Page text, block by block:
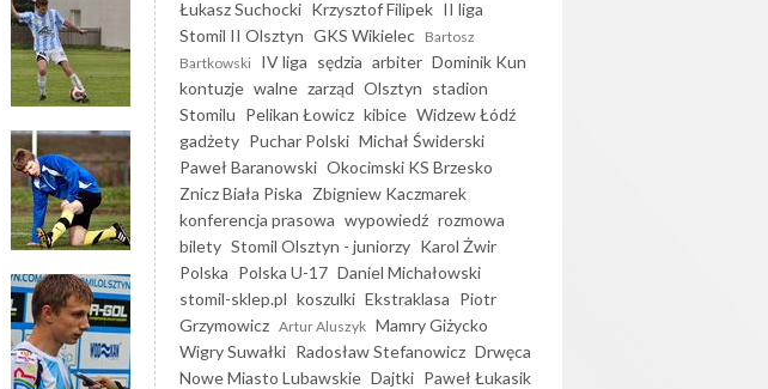
Łukasz Suchocki Krzysztof Filipek II liga
Stomil II Olsztyn GKS Wikielec Bartosz
Bartkowski IV liga sędzia arbiter Dominik Kun
kontuzje walne zarząd Olsztyn stadion
Stomilu Pelikan Łowicz kibice Widzew Łódź
gadżety Puchar Polski Michał Świderski
Paweł Baranowski Okocimski KS Brzesko
Znicz Biała Piska Zbigniew Kaczmarek
konferencja prasowa wypowiedź rozmowa
bilety Stomil Olsztyn - juniorzy Karol Żwir
Polska Polska U-17 Daniel Michałowski
stomil-sklep.pl koszulki Ekstraklasa Piotr
Grzymowicz Artur Aluszyk Mamry Giżycko
Wigry Suwałki Radosław Stefanowicz Drwęca
Nowe Miasto Lubawskie Dajtki Paweł Łukasik